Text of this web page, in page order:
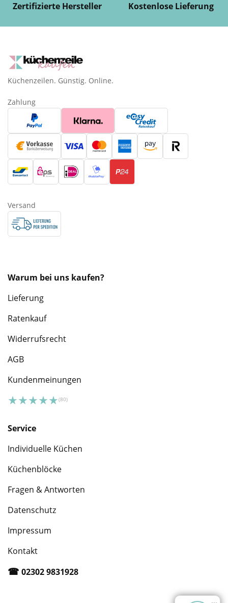
Zertifizierte Hersteller Kostenlose Lieferung
Küchenzeilen. Günstig. Online.
Zahlung
Versand
Warum bei uns kaufen?
Lieferung
Ratenkauf
Widerrufsrecht
AGB
Kundenmeinungen
Service
Individuelle Küchen
Küchenblöcke
Fragen & Antworten
Datenschutz
Impressum
Kontakt
☎︎ 02302 9831928
...